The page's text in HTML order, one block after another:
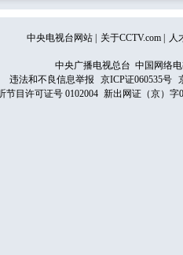
中央电视台网站 关于CCTV.com 人
中央广播电视总台 中国网络
违法和不良信息举报
京ICP证060535号
节目许可证号 0102004 新出网证（京）